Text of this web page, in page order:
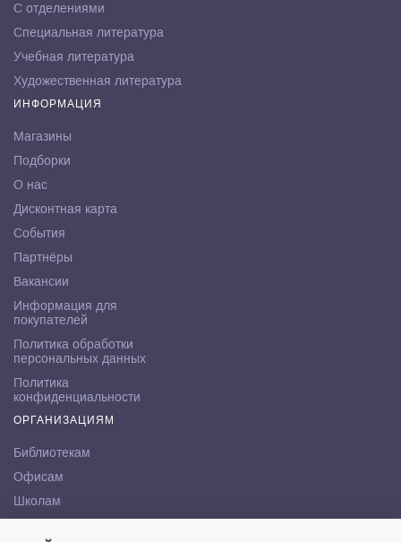
С отделениями
Специальная литература
Учебная литература
Художественная литература
ИНФОРМАЦИЯ
Магазины
Подборки
О нас
Дисконтная карта
События
Партнёры
Вакансии
Информация для
покупателей
Политика обработки
персональных данных
Политика
конфиденциальности
ОРГАНИЗАЦИЯМ
Библиотекам
Офисам
Школам